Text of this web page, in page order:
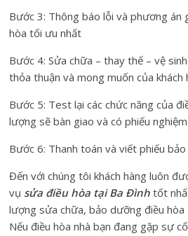
Bước 3: Thông báo lỗi và phương án
hòa tối ưu nhất
Bước 4: Sửa chữa – thay thế – vệ
thỏa thuận và mong muốn của khách
Bước 5: Test lại các chức năng của
lượng sẽ bàn giao và có phiếu
Bước 6: Thanh toán và viết phiếu
Đến với chúng tôi khách hàng luôn
vụ sửa điều hòa tại Ba Đình tốt
lượng sửa chữa, bảo dưỡng điều hòa
Nếu điều hòa nhà bạn đang gặp sự